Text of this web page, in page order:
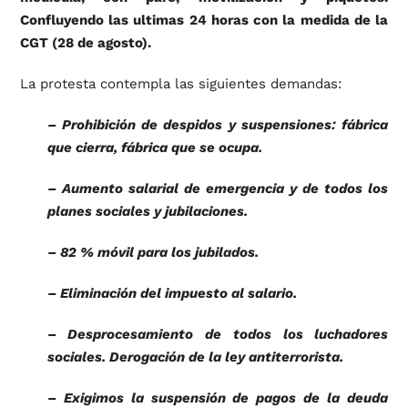
Confluyendo las ultimas 24 horas con la medida de la
CGT (28 de agosto).
La protesta contempla las siguientes demandas:
– Prohibición de despidos y suspensiones: fábrica
que cierra, fábrica que se ocupa.
– Aumento salarial de emergencia y de todos los
planes sociales y jubilaciones.
– 82 % móvil para los jubilados.
– Eliminación del impuesto al salario.
– Desprocesamiento de todos los luchadores
sociales. Derogación de la ley antiterrorista.
– Exigimos la suspensión de pagos de la deuda